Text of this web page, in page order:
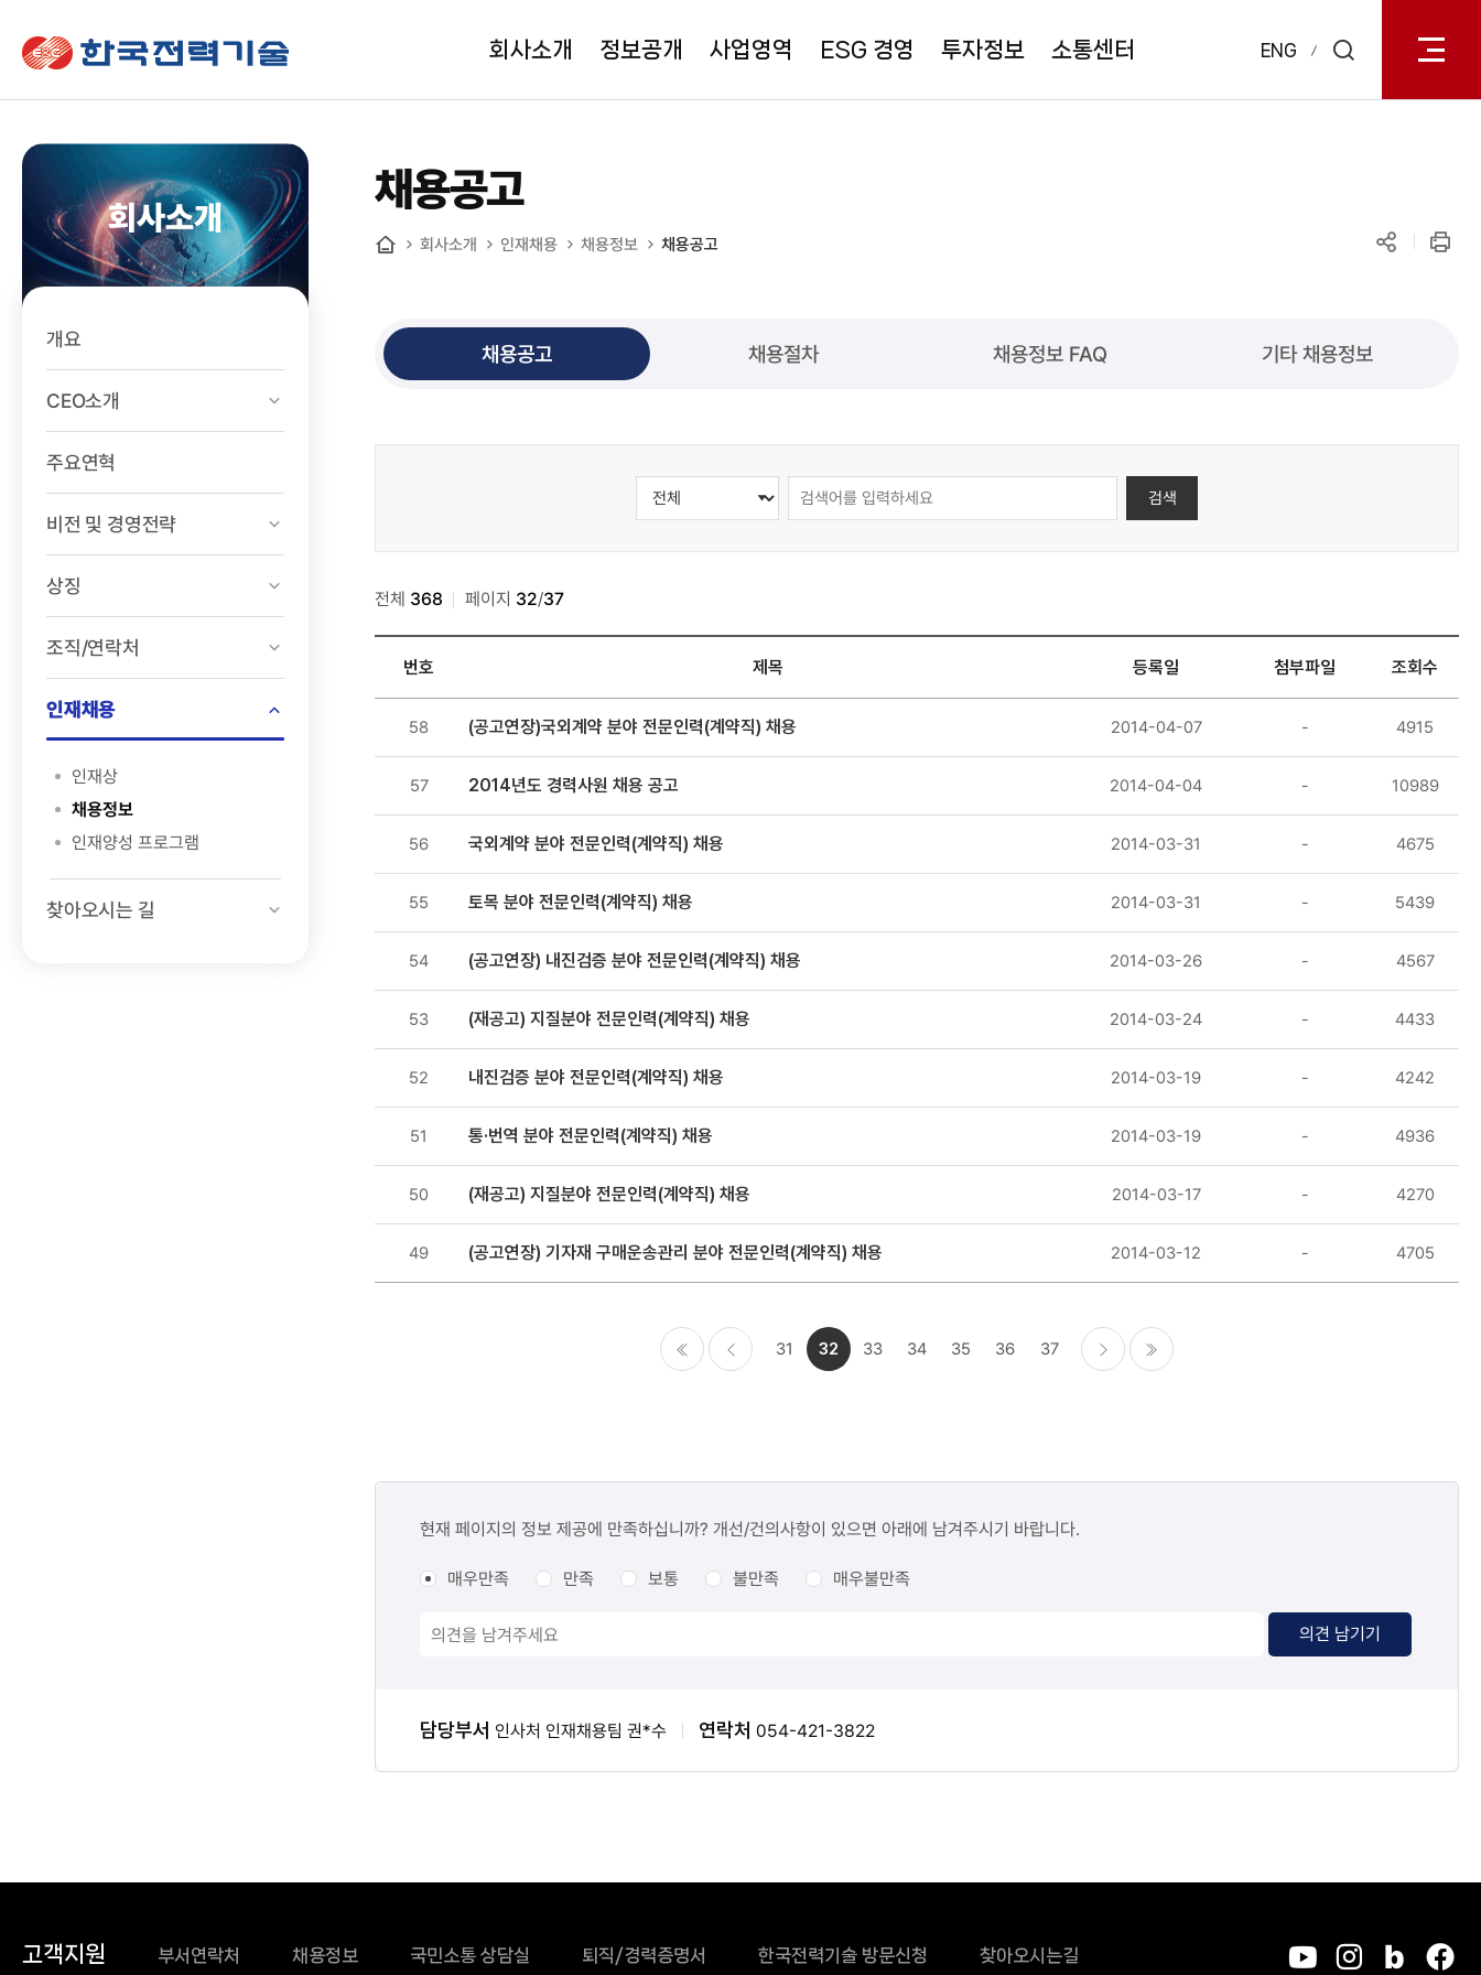
한국전력기술
회사소개 정보공개 사업영역 ESG 경영 투자정보 소통센터 ENG
열기
회사소개
개요
CEO소개
주요연혁
비전 및 경영전략
상징
조직/연락처
인재채용
인재상
채용정보
인재양성 프로그램
찾아오시는 길
채용공고
회사소개 인재채용 채용정보 채용공고
채용공고 채용절차 채용정보 FAQ 기타 채용정보
채용공고
검색
전체 368 페이지 32/37
채용공고
-
제목,
등록일
,
첨부파일
조회수
번호 제목 등록일 첨부파일 조회수
58 (공고연장)국외계약 분야 전문인력(계약직) 채용 2014-04-07 - 4915
57 2014년도 경력사원 채용 공고 2014-04-04 - 10989
56 국외계약 분야 전문인력(계약직) 채용 2014-03-31 - 4675
55 토목 분야 전문인력(계약직) 채용 2014-03-31 - 5439
54 (공고연장) 내진검증 분야 전문인력(계약직) 채용 2014-03-26 - 4567
53 (재공고) 지질분야 전문인력(계약직) 채용 2014-03-24 - 4433
52 내진검증 분야 전문인력(계약직) 채용 2014-03-19 - 4242
51 통·번역 분야 전문인력(계약직) 채용 2014-03-19 - 4936
50 (재공고) 지질분야 전문인력(계약직) 채용 2014-03-17 - 4270
49 (공고연장) 기자재 구매운송관리 분야 전문인력(계약직) 채용 2014-03-12 - 4705
31 32 33 34 35 36 37
만족도현재 페이지의 정보 제공에 만족하십니까? 개선/건의사항이 있으면 아래에 남겨주시기 바랍니다.
매우만족 만족 보통 불만족 매우불만족
의견 남기기
담당자
담당부서 인사처 인재채용팀 권*수 연락처 054-421-3822
고객지원 부서연락처 채용정보 국민소통 상담실 퇴직/경력증명서 한국전력기술 방문신청 찾아오시는길